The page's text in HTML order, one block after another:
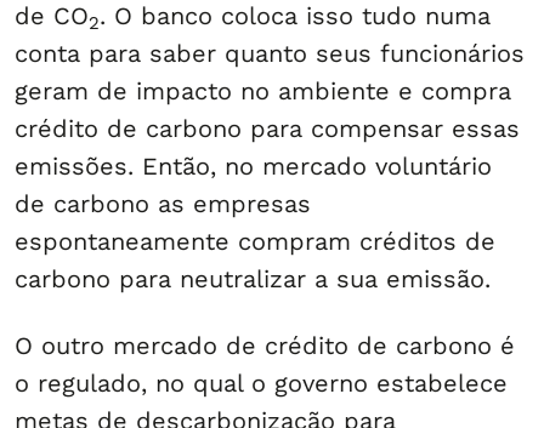
de CO2. O banco coloca isso tudo numa
conta para saber quanto seus funcionários
geram de impacto no ambiente e compra
crédito de carbono para compensar essas
emissões. Então, no mercado voluntário
de carbono as empresas
espontaneamente compram créditos de
carbono para neutralizar a sua emissão.
O outro mercado de crédito de carbono é
o regulado, no qual o governo estabelece
metas de descarbonização para